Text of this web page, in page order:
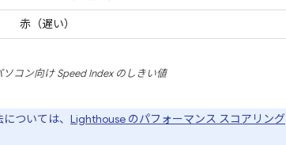
赤（遅い）
コン向け Speed Index のしきい値
ついては、 Lighthouse のパフォーマンス スコアリング